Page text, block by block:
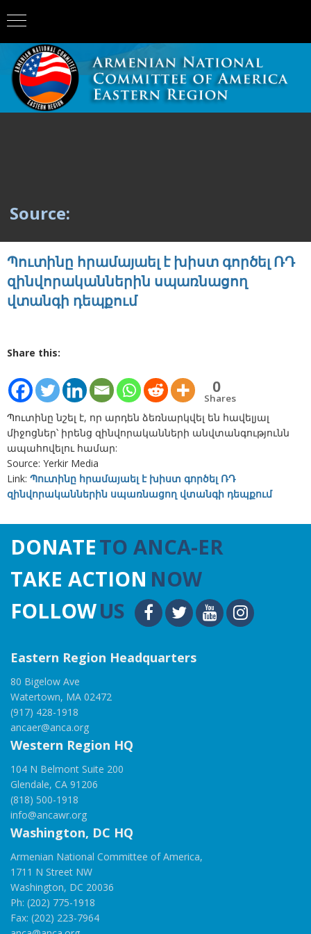
Source:
Պուտինը հրամայաել է խիստ գործել ՌԴ
զինվորականներին սպառնացող
վտանգի դեպքում
Share this:
0
Shares
Պուտինը նշել է, որ արդեն ձեռնարկվել են հավելյալ
միջոցներ՝ իրենց զինվորականների անվտանգությունն
ապահովելու համար:
Source: Yerkir Media
Link: Պուտինը հրամայաել է խիստ գործել ՌԴ
զինվորականներին սպառնացող վտանգի դեպքում
DONATETO ANCA-ER
TAKE ACTION NOW
FOLLOWUS
Eastern Region Headquarters
80 Bigelow Ave
Watertown, MA 02472
(917) 428-1918
ancaer@anca.org
Western Region HQ
104 N Belmont Suite 200
Glendale, CA 91206
(818) 500-1918
info@ancawr.org
Washington, DC HQ
Armenian National Committee of America,
1711 N Street NW
Washington, DC 20036
Ph: (202) 775-1918
Fax: (202) 223-7964